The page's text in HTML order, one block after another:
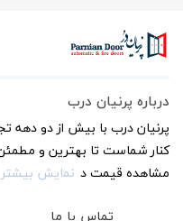
درباره پرنیان درب
پرنیان درب با بیش از دو دهه
کنار شماست تا بهترین و
مشاهده قیمت د نمایش بیشتر
تماس با ما